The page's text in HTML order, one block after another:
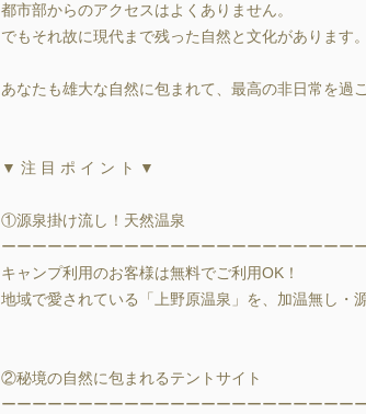
都市部からのアクセスはよくありません。
でもそれ故に現代まで残った自然と文化があります。
あなたも雄大な自然に包まれて、最高の非日常を過
▼ 注 目 ポ イ ン ト ▼
①源泉掛け流し！天然温泉
ーーーーーーーーーーーーーーーーーーーーーーー
キャンプ利用のお客様は無料でご利用OK！
地域で愛されている「上野原温泉」を、加温無し・
②秘境の自然に包まれるテントサイト
ーーーーーーーーーーーーーーーーーーーーーーー